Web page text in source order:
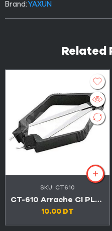
Brand:YAXUN
Related
SKU: CT610
CT-610 Arrache CI PLCC
10.00 DT